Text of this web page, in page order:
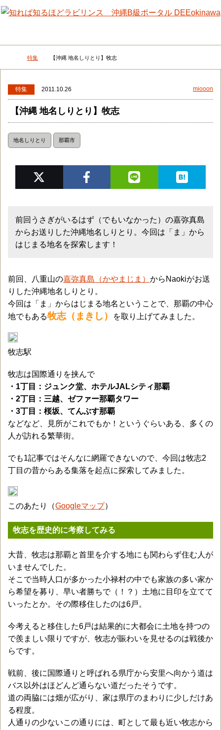
メニュー 検
DEEokinawaトップ
特集 【沖縄 地名しりとり】牧志
特集 2011.10.26 miooon
【沖縄 地名しりとり】牧志
地名しりとり 那覇市
前回うさぎがいるはず（でもいなかった）の嘉弥真島
からお送りした沖縄地名しりとり。今回は「ま」から
はじまる地名を探索します！
前回、八重山の嘉弥真島（かやまじま） からNaokiがお送
りした沖縄地名しりとり。
今回は「ま」からはじまる地名ということで、那覇の中心
地でもある牧志（まきし） を取り上げてみました。
牧志駅
牧志は国際通りを挟んで
・1丁目：ジュンク堂、ホテルJALシティ那覇
・2丁目：三越、ゼファー那覇タワー
・3丁目：桜坂、てんぶす那覇
などなど、見所がこれでもか！というぐらいある、多くの
人が訪れる繁華街。
でも1記事ではそんなに網羅できないので、今回は牧志2
丁目の昔からある集落を起点に探索してみました。
このあたり（Googleマップ）
牧志を歴史的に考察してみる
大昔、牧志は那覇と首里を介する地にも関わらず住む人が
いませんでした。
そこで当時人口が多かった小禄村の中でも家族の多い家か
ら希望を募り、早い者勝ちで（！？）土地に目印を立てて
いったとか。その際移住したのは6戸。
今考えると移住した6戸は結果的に大都会に土地を持つの
で羨ましい限りですが、牧志が賑わいを見せるのは戦後か
らです。
戦前、後に国際通りと呼ばれる県庁から安里へ向かう道は
バス以外はほどんど通らない道だったそうです。
道の両脇には畑が広がり、家は県庁のまわりに少しだけあ
る程度。
人通りの少ないこの通りには、町として最も近い牧志から